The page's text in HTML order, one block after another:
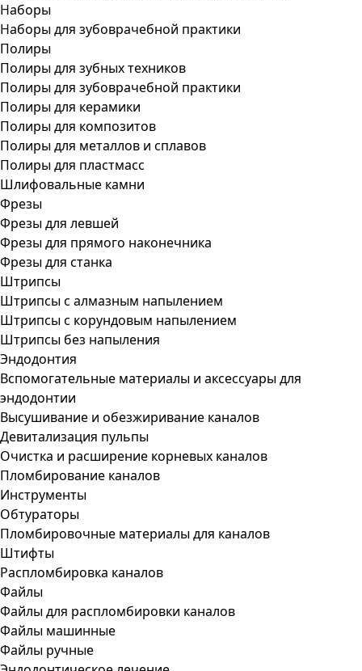
Наборы
Наборы для зубоврачебной практики
Полиры
Полиры для зубных техников
Полиры для зубоврачебной практики
Полиры для керамики
Полиры для композитов
Полиры для металлов и сплавов
Полиры для пластмасс
Шлифовальные камни
Фрезы
Фрезы для левшей
Фрезы для прямого наконечника
Фрезы для станка
Штрипсы
Штрипсы c алмазным напылением
Штрипсы c корундовым напылением
Штрипсы без напыления
Эндодонтия
Вспомогательные материалы и аксессуары для
эндодонтии
Высушивание и обезжиривание каналов
Девитализация пульпы
Очистка и расширение корневых каналов
Пломбирование каналов
Инструменты
Обтураторы
Пломбировочные материалы для каналов
Штифты
Распломбировка каналов
Файлы
Файлы для распломбировки каналов
Файлы машинные
Файлы ручные